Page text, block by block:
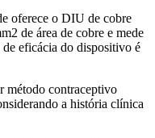
oferece o DIU de cobre
de área de cobre e mede
eficácia do dispositivo é
método contraceptivo
a história clínica